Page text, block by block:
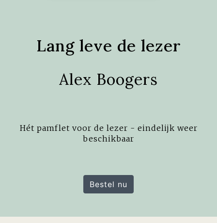
Lang leve de lezer
Alex Boogers
Hét pamflet voor de lezer - eindelijk weer
beschikbaar
Bestel nu